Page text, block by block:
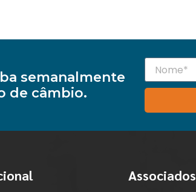
semanalmente
de câmbio.
Associados